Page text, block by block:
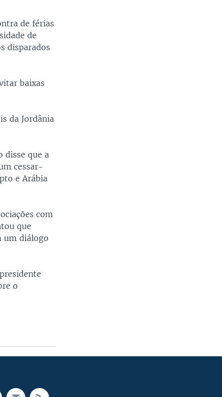
de férias
de
disparados
baixas
da Jordânia
disse que a
cessar-
e Arábia
com
que
um diálogo
o